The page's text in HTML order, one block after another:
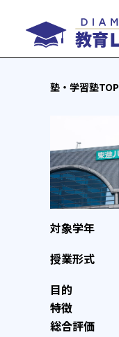
塾・学習塾TOP